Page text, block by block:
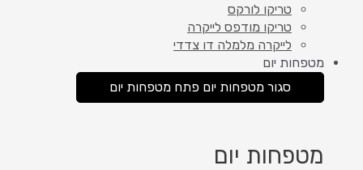
טריקו לורקס
טריקו מודפס לייקרה
לייקרה מלמלה דו צדדי
מטפחות יום
סגור מטפחות יום פתח מטפחות יום
מטפחות יום